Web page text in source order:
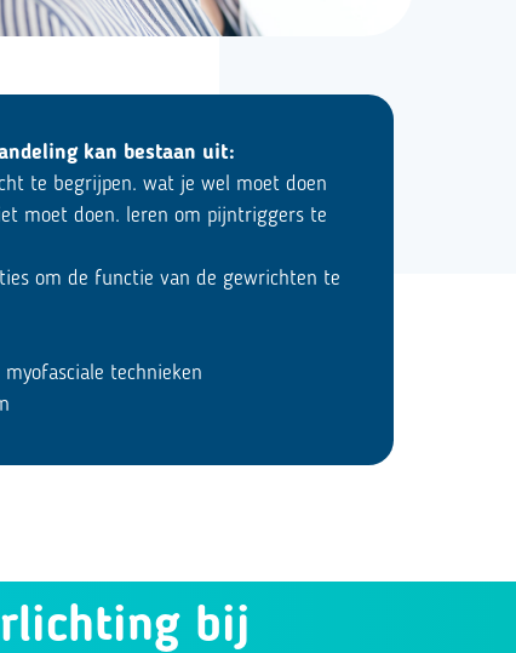
kan bestaan uit:
te begrijpen. wat je wel moet doen
moet doen. leren om pijntriggers te
om de functie van de gewrichten te
technieken
bij